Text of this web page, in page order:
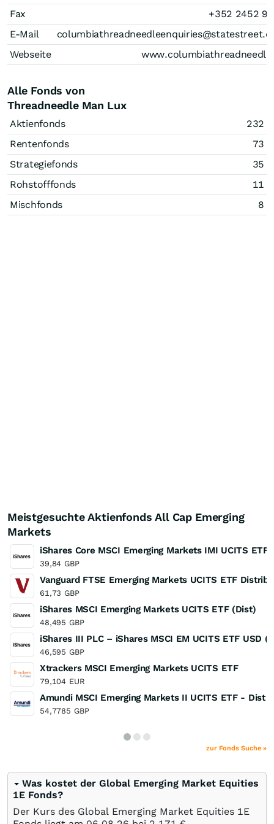
Fax
+352 2452
E-Mail
Webseite
Alle Fonds von
Threadneedle Man Lux
Aktienfonds
232
Rentenfonds
73
Strategiefonds
35
Rohstofffonds
11
Mischfonds
8
Meistgesuchte Aktienfonds All Cap Emerging
Markets
iShares Core MSCI Emerging Markets IMI UCITS ETF
39,84 GBP
Vanguard FTSE Emerging Markets UCITS ETF
61,73 GBP
iShares MSCI Emerging Markets UCITS ETF (Dist)
48,495 GBP
iShares III PLC – iShares MSCI EM UCITS ETF USD
46,595 GBP
Xtrackers MSCI Emerging Markets UCITS ETF
79,104 EUR
Amundi MSCI Emerging Markets II UCITS ETF - Dist
54,7785 GBP
zur Fonds Suche »
Was kostet der Global Emerging Market Equities
1E Fonds?
Der Kurs des Global Emerging Market Equities 1E